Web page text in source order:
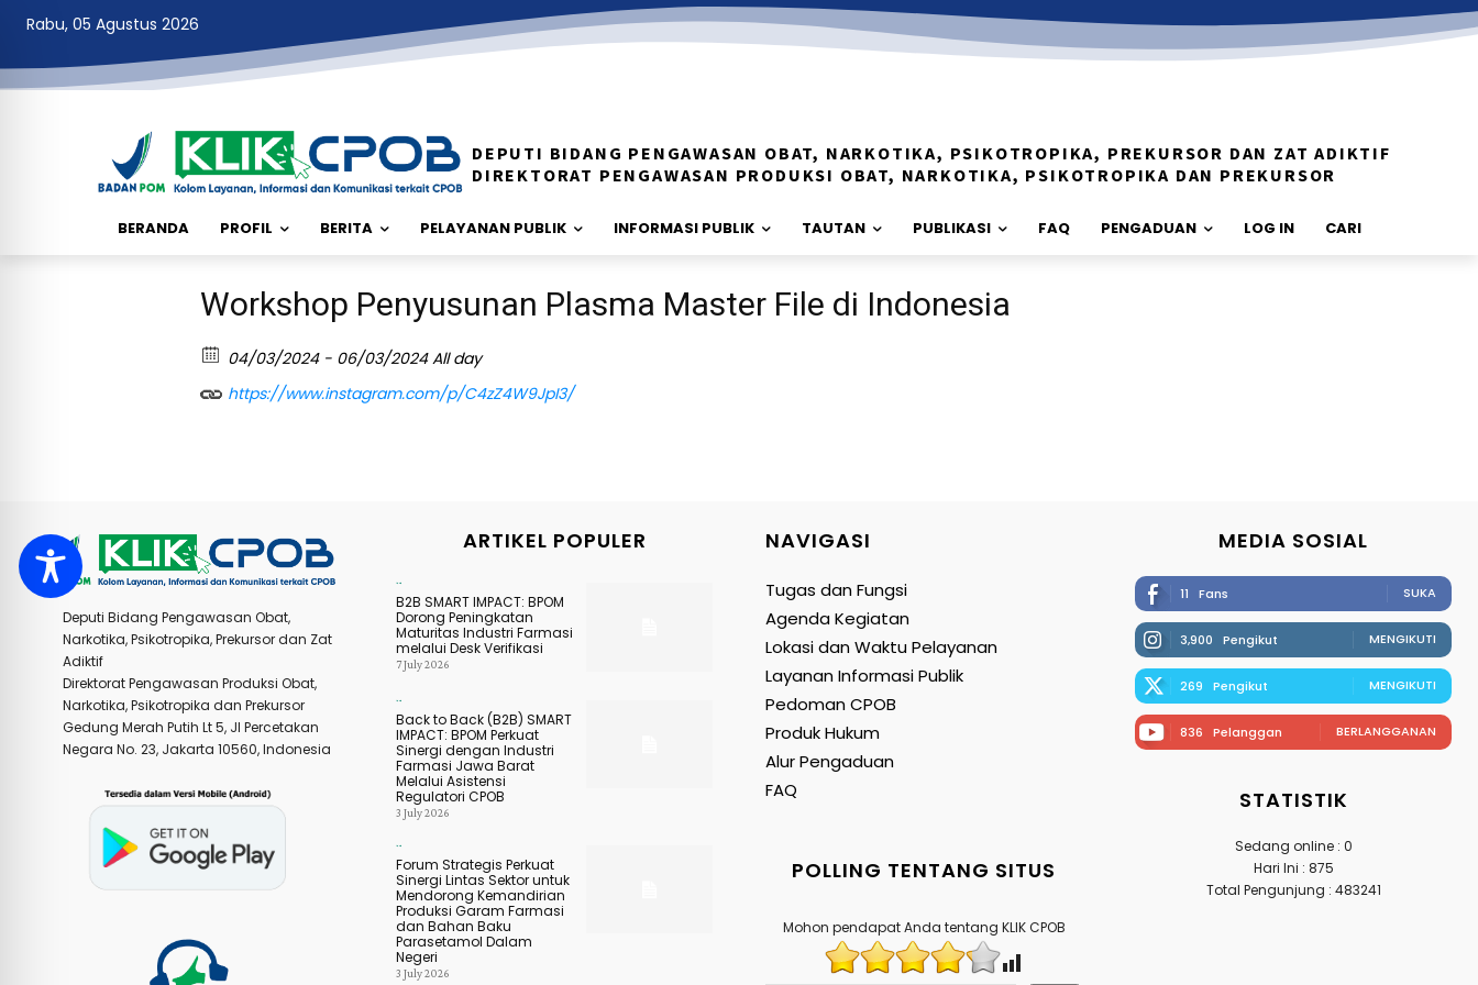
Rabu, 05 Agustus 2026
DEPUTI BIDANG PENGAWASAN OBAT, NARKOTIKA, PSIKOTROPIKA, PREKURSOR DAN ZAT ADIKTIF
DIREKTORAT PENGAWASAN PRODUKSI OBAT, NARKOTIKA, PSIKOTROPIKA DAN PREKURSOR
BERANDA PROFIL BERITA PELAYANAN PUBLIK INFORMASI PUBLIK TAUTAN PUBLIKASI FAQ PENGADUAN LOG IN CARI
Workshop Penyusunan Plasma Master File di Indonesia
04/03/2024 - 06/03/2024 All day
https://www.instagram.com/p/C4zZ4W9JpI3/
Deputi Bidang Pengawasan Obat,
Narkotika, Psikotropika, Prekursor dan Zat
Adiktif
Direktorat Pengawasan Produksi Obat,
Narkotika, Psikotropika dan Prekursor
Gedung Merah Putih Lt 5, Jl Percetakan
Negara No. 23, Jakarta 10560, Indonesia
ARTIKEL POPULER
B2B SMART IMPACT: BPOM
Dorong Peningkatan
Maturitas Industri Farmasi
melalui Desk Verifikasi
7 July 2026
Back to Back (B2B) SMART
IMPACT: BPOM Perkuat
Sinergi dengan Industri
Farmasi Jawa Barat
Melalui Asistensi
Regulatori CPOB
3 July 2026
Forum Strategis Perkuat
Sinergi Lintas Sektor untuk
Mendorong Kemandirian
Produksi Garam Farmasi
dan Bahan Baku
Parasetamol Dalam
Negeri
3 July 2026
NAVIGASI
Tugas dan Fungsi
Agenda Kegiatan
Lokasi dan Waktu Pelayanan
Layanan Informasi Publik
Pedoman CPOB
Produk Hukum
Alur Pengaduan
FAQ
POLLING TENTANG SITUS
Mohon pendapat Anda tentang KLIK CPOB
MEDIA SOSIAL
11 Fans SUKA
3,900 Pengikut MENGIKUTI
269 Pengikut MENGIKUTI
836 Pelanggan BERLANGGANAN
STATISTIK
Sedang online : 0
Hari Ini : 875
Total Pengunjung : 483241